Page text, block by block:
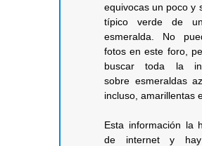
equivocas un poco y
típico verde de
esmeralda. No
fotos en este foro,
buscar toda la
sobre esmeraldas
incluso, amarillentas
Esta información la
de internet y hay